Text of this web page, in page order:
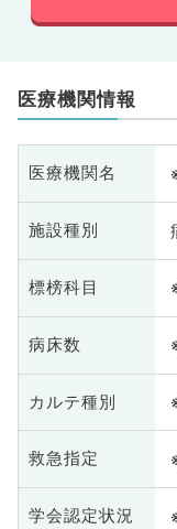
医療機関情報
医療機関名
施設種別
標榜科目
病床数
カルテ種別
救急指定
学会認定状況